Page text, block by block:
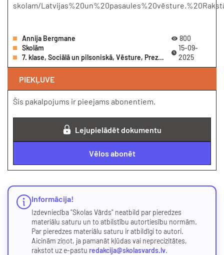
skolam/
Annija Bergmane
Skolām
7. klase, Sociālā un pilsoniskā, Vēsture, Prezentācija
800
15-09-
2025
PIEKĻUVE
Šis pakalpojums ir pieejams abonentiem.
Lejupielādēt dokumentu
Vēlos abonēt
Informācija!
Izdevniecība "Skolas Vārds" neatbild par pieredzes
materiālu saturu un to atbilstību autortiesību normām.
Par pieredzes materiālu saturu ir atbildīgi to autori.
Aicinām ziņot, ja pamanāt kļūdas vai neprecizitātes,
rakstot uz e-pastu redakcija@skolasvards.lv.